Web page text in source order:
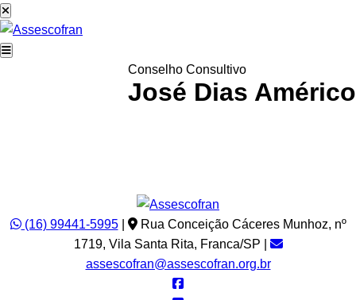
Conselho Consultivo
José Dias Américo
(16) 99441-5995
Rua Conceição Cáceres Munhoz, nº
1719, Vila Santa Rita, Franca/SP
assescofran@assescofran.org.br